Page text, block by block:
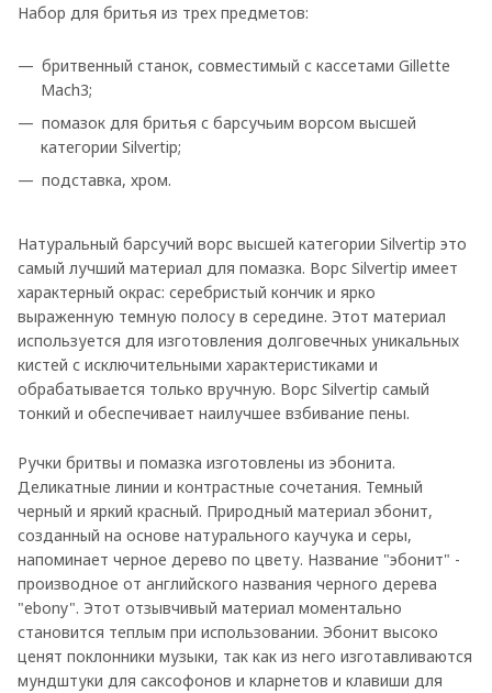
Набор для бритья из трех предметов:
бритвенный станок, совместимый с кассетами Gillette
Mach3;
помазок для бритья с барсучьим ворсом высшей
категории Silvertip;
подставка, хром.
Натуральный барсучий ворс высшей категории Silvertip это
самый лучший материал для помазка. Ворс Silvertip имеет
характерный окрас: серебристый кончик и ярко
выраженную темную полосу в середине. Этот материал
используется для изготовления долговечных уникальных
кистей с исключительными характеристиками и
обрабатывается только вручную. Ворс Silvertip самый
тонкий и обеспечивает наилучшее взбивание пены.
Ручки бритвы и помазка изготовлены из эбонита.
Деликатные линии и контрастные сочетания. Темный
черный и яркий красный. Природный материал эбонит,
созданный на основе натурального каучука и серы,
напоминает черное дерево по цвету. Название "эбонит" -
производное от английского названия черного дерева
"ebony". Этот отзывчивый материал моментально
становится теплым при использовании. Эбонит высоко
ценят поклонники музыки, так как из него изготавливаются
мундштуки для саксофонов и кларнетов и клавиши для